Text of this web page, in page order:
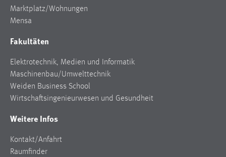
Marktplatz/Wohnungen
Mensa
Fakultäten
Elektrotechnik, Medien und Informatik
Maschinenbau/Umwelttechnik
Weiden Business School
Wirtschaftsingenieurwesen und Gesundheit
Weitere Infos
Kontakt/Anfahrt
Raumfinder
MARKETING
Marketing Cookies werden von Drittanbietern
verwendet, um personalisierte Werbung anzuzeigen.
hinweg verfolgen.
Google Ads